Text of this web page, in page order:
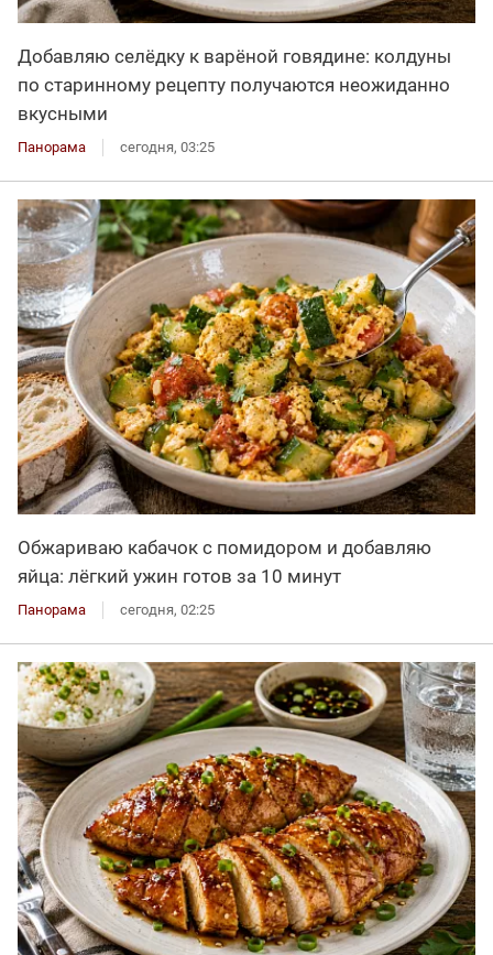
Добавляю селёдку к варёной говядине: колдуны
по старинному рецепту получаются неожиданно
вкусными
Панорама сегодня, 03:25
Обжариваю кабачок с помидором и добавляю
яйца: лёгкий ужин готов за 10 минут
Панорама сегодня, 02:25